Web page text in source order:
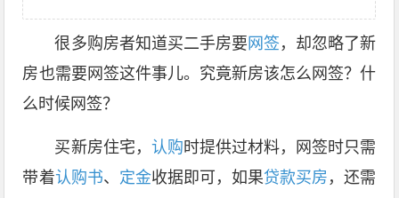
很多购房者知道买二手房要 网签 ，却忽略了新
房也需要网签这件事儿。究竟新房该怎么网签？什
么时候网签？
买新房住宅， 认购时提供过材料，网签时只需
带着认购书、 定金收据即可，如果贷款买房 ，还需